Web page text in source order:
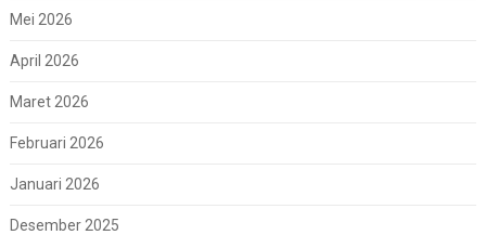
Mei 2026
April 2026
Maret 2026
Februari 2026
Januari 2026
Desember 2025